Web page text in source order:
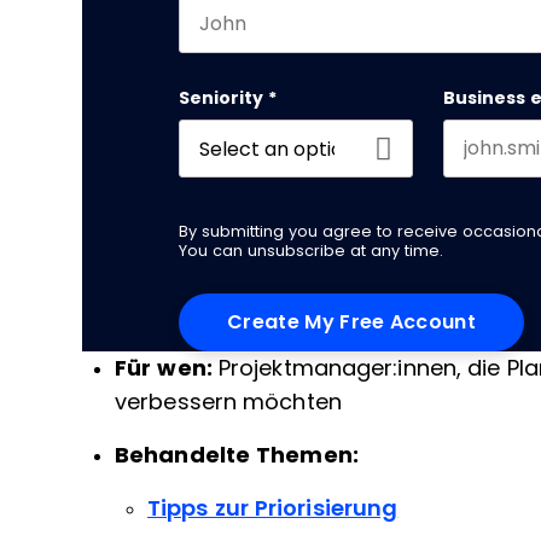
Seniority * Business
By submitting you agree to receive
You can unsubscribe at any time.
Für wen: Projektmanager:innen, die
verbessern möchten
Behandelte Themen:
Tipps zur Priorisierung